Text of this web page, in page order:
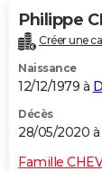
Philippe
Créer une
Naissance
12/12/1979 à
Décès
28/05/2020 à
Famille